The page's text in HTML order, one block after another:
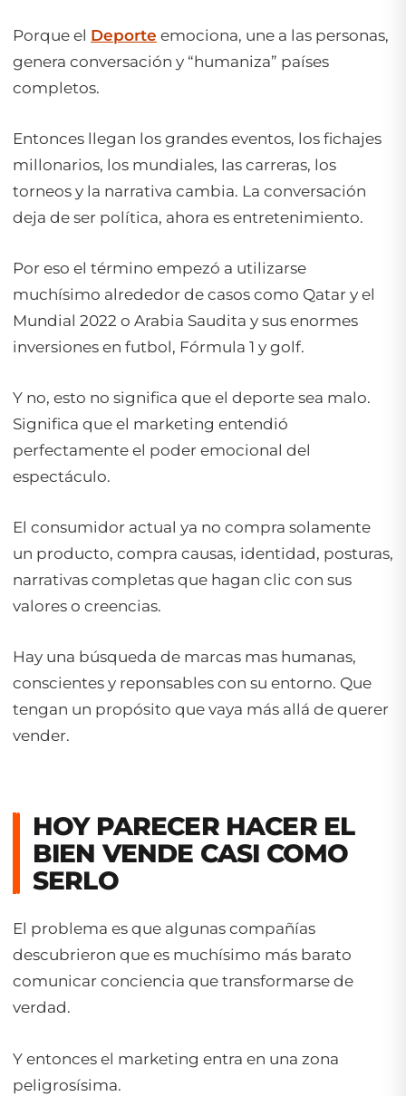
Porque el Deporte emociona, une a las personas,
genera conversación y “humaniza” países
completos.
Entonces llegan los grandes eventos, los fichajes
millonarios, los mundiales, las carreras, los
torneos y la narrativa cambia. La conversación
deja de ser política, ahora es entretenimiento.
Por eso el término empezó a utilizarse
muchísimo alrededor de casos como Qatar y el
Mundial 2022 o Arabia Saudita y sus enormes
inversiones en futbol, Fórmula 1 y golf.
Y no, esto no significa que el deporte sea malo.
Significa que el marketing entendió
perfectamente el poder emocional del
espectáculo.
El consumidor actual ya no compra solamente
un producto, compra causas, identidad, posturas,
narrativas completas que hagan clic con sus
valores o creencias.
Hay una búsqueda de marcas mas humanas,
conscientes y reponsables con su entorno. Que
tengan un propósito que vaya más allá de querer
vender.
HOY PARECER HACER EL
BIEN VENDE CASI COMO
SERLO
El problema es que algunas compañías
descubrieron que es muchísimo más barato
comunicar conciencia que transformarse de
verdad.
Y entonces el marketing entra en una zona
peligrosísima.